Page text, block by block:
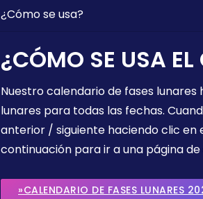
¿Cómo se usa?
¿CÓMO SE USA EL
Nuestro calendario de fases
lunares para todas las fechas.
anterior / siguiente haciendo clic en
continuación para ir a una página
»CALENDARIO DE FASES LUNARES